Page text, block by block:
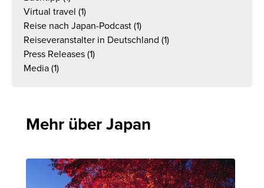
Virtual travel (1)
Reise nach Japan-Podcast (1)
Reiseveranstalter in Deutschland (1)
Press Releases (1)
Media (1)
Mehr über Japan